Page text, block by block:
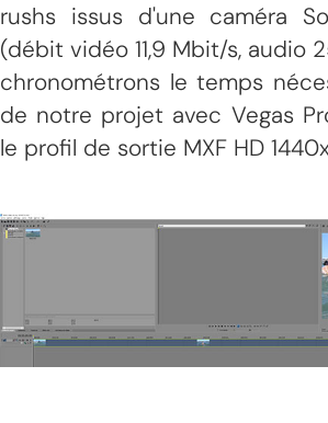
rushs issus d'une caméra
(débit vidéo 11,9 Mbit/s, audio
chronométrons le temps
de notre projet avec Vegas
le profil de sortie MXF HD